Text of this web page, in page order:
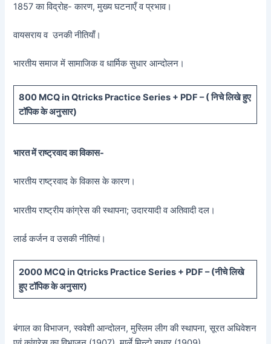
1857 का विद्रोह- कारण, मुख्य घटनाएँ व प्रभाव।
वायसराय व उनकी नीतियाँ।
भारतीय समाज में सामाजिक व धार्मिक सुधार आन्दोलन।
800 MCQ in Qtricks Practice Series + PDF – (निचे लिखे हुए
टॉपिक के अनुसार)
भारत में राष्ट्रवाद का विकास-
भारतीय राष्ट्रवाद के विकास के कारण।
भारतीय राष्ट्रीय कांग्रेस की स्थापना; उदारयादी व अतिवादी दल।
लार्ड कर्जन व उसकी नीतियां।
2000 MCQ in Qtricks Practice Series + PDF – (नीचेलिखे
हुए टॉपिक के अनुसार)
बंगाल का विभाजन, स्ववेशी आन्दोलन, मुस्लिम लीग की स्थापना, सूरत अधिवेशन